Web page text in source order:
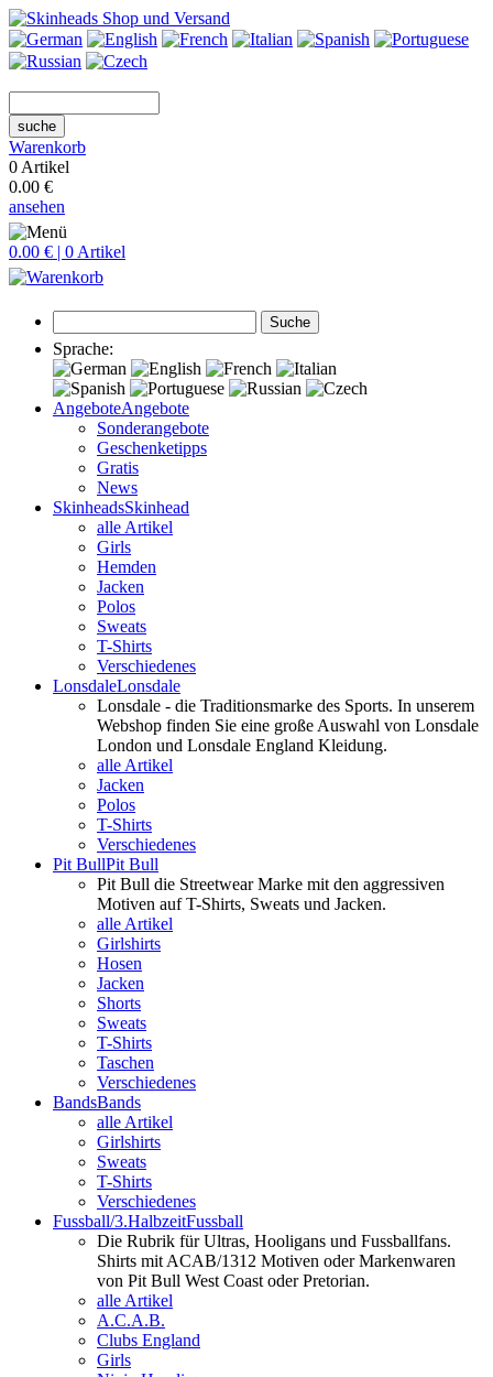
suche
Warenkorb
0 Artikel
0.00 €
ansehen
0.00 € | 0 Artikel
Suche
Sprache:
AngeboteAngebote
Sonderangebote
Geschenketipps
Gratis
News
SkinheadsSkinhead
alle Artikel
Girls
Hemden
Jacken
Polos
Sweats
T-Shirts
Verschiedenes
LonsdaleLonsdale
Lonsdale - die Traditionsmarke des Sports. In unserem
Webshop finden Sie eine große Auswahl von Lonsdale
London und Lonsdale England Kleidung.
alle Artikel
Jacken
Polos
T-Shirts
Verschiedenes
Pit BullPit Bull
Pit Bull die Streetwear Marke mit den aggressiven
Motiven auf T-Shirts, Sweats und Jacken.
alle Artikel
Girlshirts
Hosen
Jacken
Shorts
Sweats
T-Shirts
Taschen
Verschiedenes
BandsBands
alle Artikel
Girlshirts
Sweats
T-Shirts
Verschiedenes
Fussball/3.HalbzeitFussball
Die Rubrik für Ultras, Hooligans und Fussballfans.
Shirts mit ACAB/1312 Motiven oder Markenwaren
von Pit Bull West Coast oder Pretorian.
alle Artikel
A.C.A.B.
Clubs England
Girls